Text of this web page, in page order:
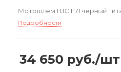
Мотошлем HJC F71 черный
Подробности
34 650 руб./шт